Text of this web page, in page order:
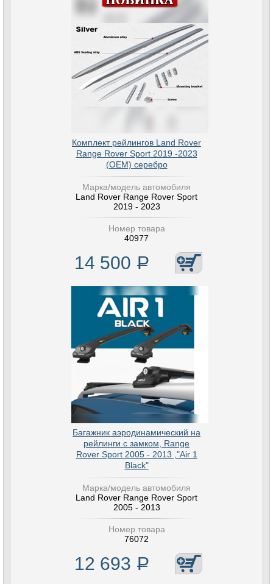
Комплект рейлингов Land Rover
Range Rover Sport 2019 -2023
(OEM) серебро
Марка/модель автомобиля
Land Rover Range Rover Sport
2019 - 2023
Номер товара
40977
14 500 Р
Багажник аэродинамический на
рейлинги с замком, Range
Rover Sport 2005 - 2013 ,"Air 1
Black"
Марка/модель автомобиля
Land Rover Range Rover Sport
2005 - 2013
Номер товара
76072
12 693 Р